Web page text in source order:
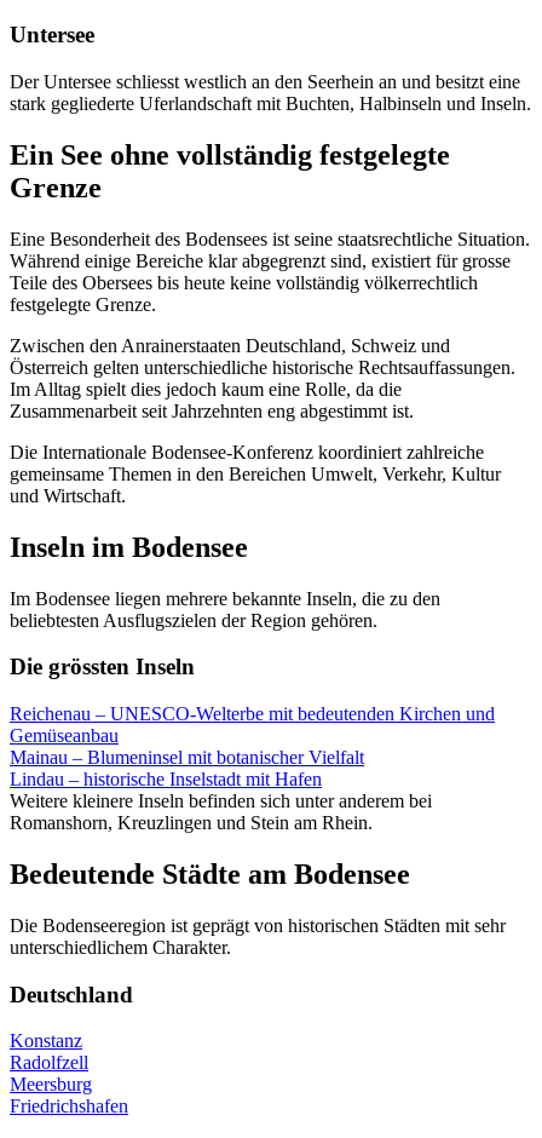
Untersee
Der Untersee schliesst westlich an den Seerhein an und besitzt eine
stark gegliederte Uferlandschaft mit Buchten, Halbinseln und Inseln.
Ein See ohne vollständig festgelegte
Grenze
Eine Besonderheit des Bodensees ist seine staatsrechtliche Situation.
Während einige Bereiche klar abgegrenzt sind, existiert für grosse
Teile des Obersees bis heute keine vollständig völkerrechtlich
festgelegte Grenze.
Zwischen den Anrainerstaaten Deutschland, Schweiz und
Österreich gelten unterschiedliche historische Rechtsauffassungen.
Im Alltag spielt dies jedoch kaum eine Rolle, da die
Zusammenarbeit seit Jahrzehnten eng abgestimmt ist.
Die Internationale Bodensee-Konferenz koordiniert zahlreiche
gemeinsame Themen in den Bereichen Umwelt, Verkehr, Kultur
und Wirtschaft.
Inseln im Bodensee
Im Bodensee liegen mehrere bekannte Inseln, die zu den
beliebtesten Ausflugszielen der Region gehören.
Die grössten Inseln
Reichenau – UNESCO-Welterbe mit bedeutenden Kirchen und
Gemüseanbau
Mainau – Blumeninsel mit botanischer Vielfalt
Lindau – historische Inselstadt mit Hafen
Weitere kleinere Inseln befinden sich unter anderem bei
Romanshorn, Kreuzlingen und Stein am Rhein.
Bedeutende Städte am Bodensee
Die Bodenseeregion ist geprägt von historischen Städten mit sehr
unterschiedlichem Charakter.
Deutschland
Konstanz
Radolfzell
Meersburg
Friedrichshafen